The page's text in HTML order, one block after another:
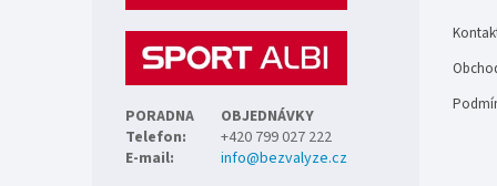
PORADNA
OBJEDNÁVKY
Telefon:
+420 799 027 222
E-mail:
info@bezvalyze.cz